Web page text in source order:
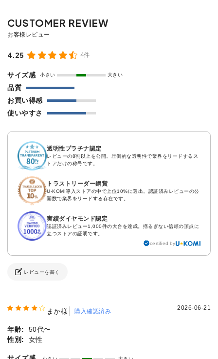
4.25 4件
サイズ感 小さい 大きい
品質
お買い得感
使いやすさ
透明性プラチナ認定
レビューの8割以上を公開。圧倒的な透明性で業界をリードするス
トアだけの称号です。
トラストリーダー銅賞
U-KOMI導入ストアの中で上位10%に選出。認証済みレビューの公
開数で業界をリードする存在です。
実績ダイヤモンド認定
認証済みレビュー1,000件の大台を達成。揺るぎない信頼の頂点に
立つストアの証明です。
certified by
レビューを書く
まか様 購入確認済み 2026-06-21
年齢:
50代〜
性別:
女性